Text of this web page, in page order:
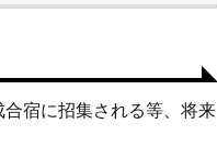
宿に招集される等、将来